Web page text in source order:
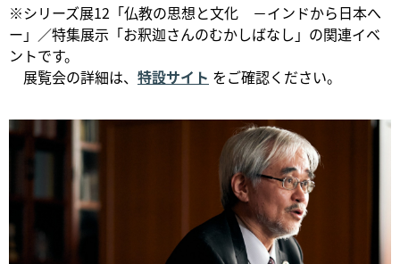
※シリーズ展12「仏教の思想と文化 －インドから日本へ
ー」／特集展示「お釈迦さんのむかしばなし」の関連イベ
ントです。
展覧会の詳細は、 特設サイト をご確認ください。